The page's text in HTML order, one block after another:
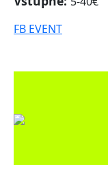
FB EVENT